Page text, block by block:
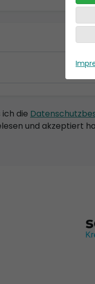
die
und akzeptiert